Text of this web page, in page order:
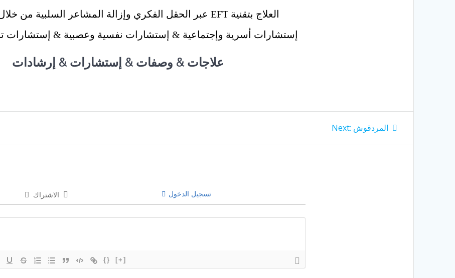
العلاج بتقنية EFT عبر الحقل الفكري وإزالة المشاعر السلبية من خلال طاقة اليد
إستشارات أسرية وإجتماعية & إستشارات نفسية وعصبية & إستشارات
علاجات & وصفات & إستشارات & إرشادات
Next: Next
المردقوش
الاشتراك تسجيل الدخول
{} [+]